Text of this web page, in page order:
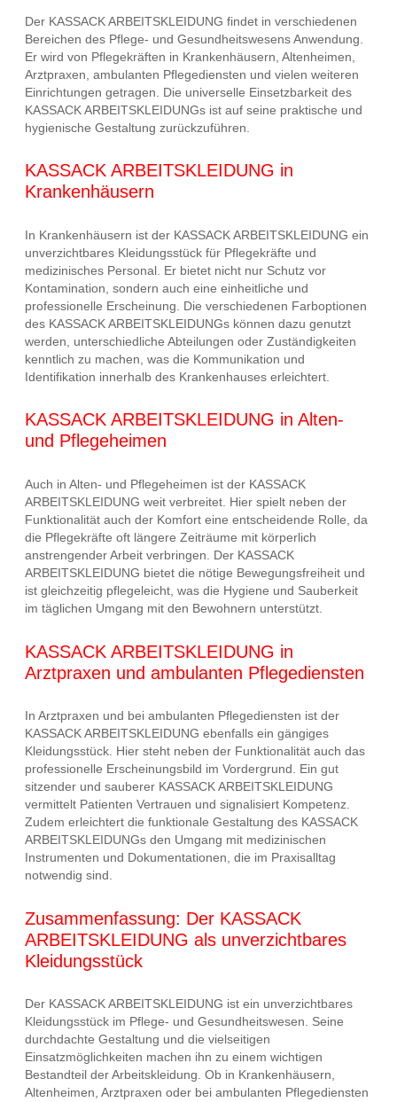
Der KASSACK ARBEITSKLEIDUNG findet in verschiedenen
Bereichen des Pflege- und Gesundheitswesens Anwendung.
Er wird von Pflegekräften in Krankenhäusern, Altenheimen,
Arztpraxen, ambulanten Pflegediensten und vielen weiteren
Einrichtungen getragen. Die universelle Einsetzbarkeit des
KASSACK ARBEITSKLEIDUNGs ist auf seine praktische und
hygienische Gestaltung zurückzuführen.
KASSACK ARBEITSKLEIDUNG in
Krankenhäusern
In Krankenhäusern ist der KASSACK ARBEITSKLEIDUNG ein
unverzichtbares Kleidungsstück für Pflegekräfte und
medizinisches Personal. Er bietet nicht nur Schutz vor
Kontamination, sondern auch eine einheitliche und
professionelle Erscheinung. Die verschiedenen Farboptionen
des KASSACK ARBEITSKLEIDUNGs können dazu genutzt
werden, unterschiedliche Abteilungen oder Zuständigkeiten
kenntlich zu machen, was die Kommunikation und
Identifikation innerhalb des Krankenhauses erleichtert.
KASSACK ARBEITSKLEIDUNG in Alten-
und Pflegeheimen
Auch in Alten- und Pflegeheimen ist der KASSACK
ARBEITSKLEIDUNG weit verbreitet. Hier spielt neben der
Funktionalität auch der Komfort eine entscheidende Rolle, da
die Pflegekräfte oft längere Zeiträume mit körperlich
anstrengender Arbeit verbringen. Der KASSACK
ARBEITSKLEIDUNG bietet die nötige Bewegungsfreiheit und
ist gleichzeitig pflegeleicht, was die Hygiene und Sauberkeit
im täglichen Umgang mit den Bewohnern unterstützt.
KASSACK ARBEITSKLEIDUNG in
Arztpraxen und ambulanten Pflegediensten
In Arztpraxen und bei ambulanten Pflegediensten ist der
KASSACK ARBEITSKLEIDUNG ebenfalls ein gängiges
Kleidungsstück. Hier steht neben der Funktionalität auch das
professionelle Erscheinungsbild im Vordergrund. Ein gut
sitzender und sauberer KASSACK ARBEITSKLEIDUNG
vermittelt Patienten Vertrauen und signalisiert Kompetenz.
Zudem erleichtert die funktionale Gestaltung des KASSACK
ARBEITSKLEIDUNGs den Umgang mit medizinischen
Instrumenten und Dokumentationen, die im Praxisalltag
notwendig sind.
Zusammenfassung: Der KASSACK
ARBEITSKLEIDUNG als unverzichtbares
Kleidungsstück
Der KASSACK ARBEITSKLEIDUNG ist ein unverzichtbares
Kleidungsstück im Pflege- und Gesundheitswesen. Seine
durchdachte Gestaltung und die vielseitigen
Einsatzmöglichkeiten machen ihn zu einem wichtigen
Bestandteil der Arbeitskleidung. Ob in Krankenhäusern,
Altenheimen, Arztpraxen oder bei ambulanten Pflegediensten